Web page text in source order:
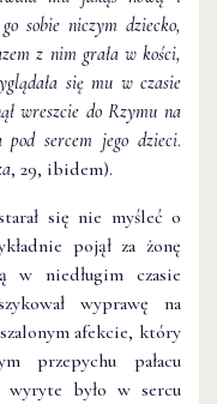
sobie niczym dziecko,
z nim grała w kości,
się mu w czasie
wreszcie do Rzymu na
pod sercem jego dzieci.
, 29, ibidem).
się nie myśleć o
pojął za żonę
w niedługim czasie
wyprawę na
afekcie, który
przepychu pałacu
było w sercu